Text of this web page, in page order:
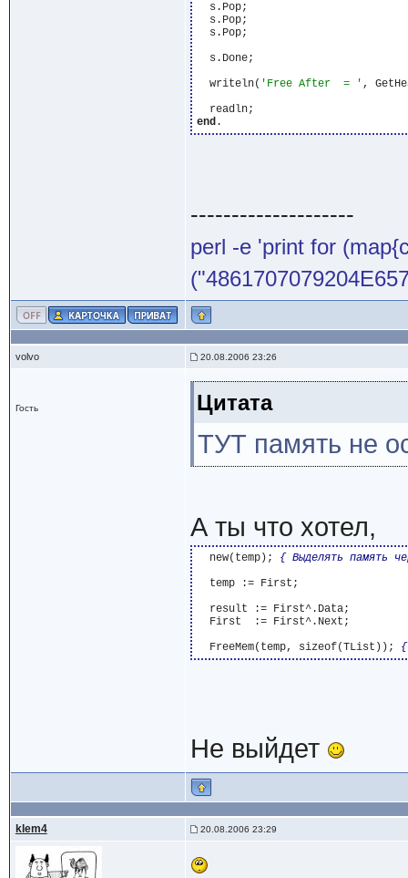
  s.Pop;
  s.Pop;
  s.Pop;
  s.Done;
  writeln(
'Free After  = ' ,
end
--------------------
perl -e 'print for
volvo 20.08.2006 23:26
Гость Цитата
ТУТ память не
А ты что хотел,
  new(temp);
{ Выделять память
  temp := First;
  result := First^.Data;
  First  := First^.Next;
  FreeMem(temp, sizeof(TList));
{
Не выйдет
klem4 20.08.2006 23:29